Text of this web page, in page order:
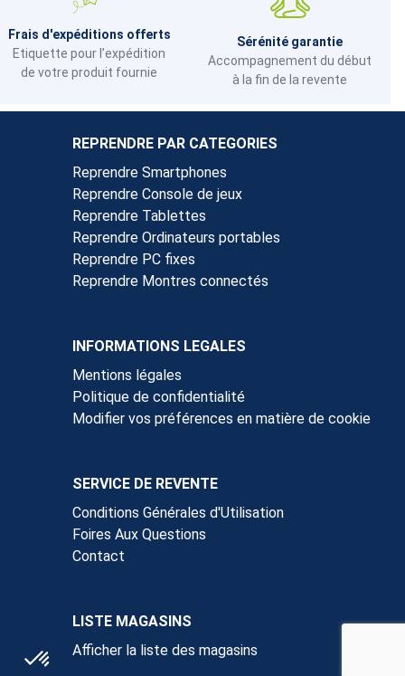
Frais d'expéditions offerts
Etiquette pour l’expédition
de votre produit fournie
Sérénité garantie
Accompagnement du début
à la fin de la revente
REPRENDRE PAR CATEGORIES
Reprendre Smartphones
Reprendre Console de jeux
Reprendre Tablettes
Reprendre Ordinateurs portables
Reprendre PC fixes
Reprendre Montres connectés
INFORMATIONS LEGALES
Mentions légales
Politique de confidentialité
Modifier vos préférences en matière de cookie
SERVICE DE REVENTE
Conditions Générales d'Utilisation
Foires Aux Questions
Contact
LISTE MAGASINS
Afficher la liste des magasins